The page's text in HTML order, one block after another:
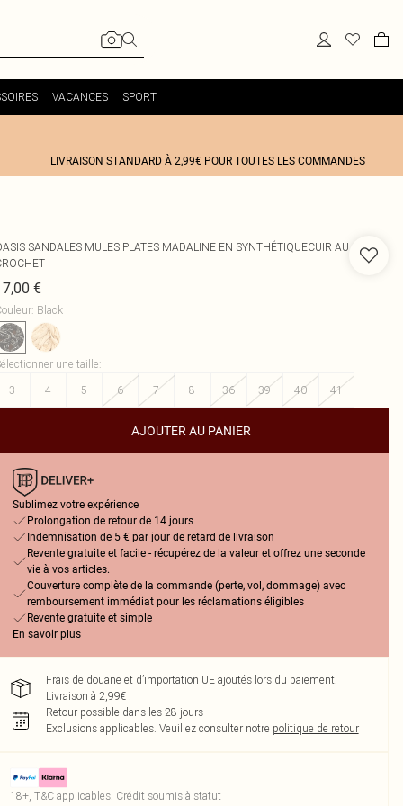
VACANCES SPORT
LIVRAISON STANDARD À 2,99€ POUR TOUTES LES COMMANDES
SANDALES MULES PLATES MADALINE EN SYNTHÉTIQUECUIR AU
€
: Black
une taille:
3
4 5 6 7 8 36 39 40 41
AJOUTER AU PANIER
Sublimez votre expérience
Prolongation de retour de 14 jours
Indemnisation de 5 € par jour de retard de livraison
Revente gratuite et facile - récupérez de la valeur et offrez une seconde
vie à vos articles.
Couverture complète de la commande (perte, vol, dommage) avec
remboursement immédiat pour les réclamations éligibles
Revente gratuite et simple
En savoir plus
Frais de douane et d’importation UE ajoutés lors du paiement.
Livraison à 2,99€ !
Retour possible dans les 28 jours
Exclusions applicables. Veuillez consulter notre politique de retour
18+, T&C applicables. Crédit soumis à statut